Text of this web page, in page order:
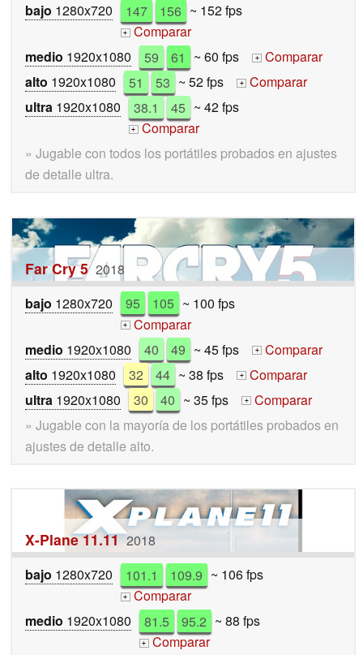
bajo 1280x720 147 156 ~ 152 fps
+ Comparar
medio 1920x1080 59 61 ~ 60 fps + Comparar
alto 1920x1080 51 53 ~ 52 fps + Comparar
ultra 1920x1080 38.1 45 ~ 42 fps
+ Comparar
» Jugable con todos los portátiles probados en ajustes
de detalle ultra.
Far Cry 5 2018
bajo 1280x720 95 105 ~ 100 fps
+ Comparar
medio 1920x1080 40 49 ~ 45 fps + Comparar
alto 1920x1080 32 44 ~ 38 fps + Comparar
ultra 1920x1080 30 40 ~ 35 fps + Comparar
» Jugable con la mayoría de los portátiles probados en
ajustes de detalle alto.
X-Plane 11.11 2018
bajo 1280x720 101.1 109.9 ~ 106 fps
+ Comparar
medio 1920x1080 81.5 95.2 ~ 88 fps
+ Comparar